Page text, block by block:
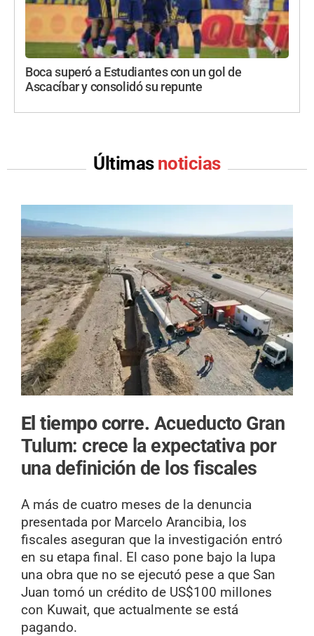
Boca superó a Estudiantes con un gol de
Ascacíbar y consolidó su repunte
Últimas noticias
El tiempo corre. Acueducto Gran
Tulum: crece la expectativa por
una definición de los fiscales
A más de cuatro meses de la denuncia
presentada por Marcelo Arancibia, los
fiscales aseguran que la investigación entró
en su etapa final. El caso pone bajo la lupa
una obra que no se ejecutó pese a que San
Juan tomó un crédito de US$100 millones
con Kuwait, que actualmente se está
pagando.